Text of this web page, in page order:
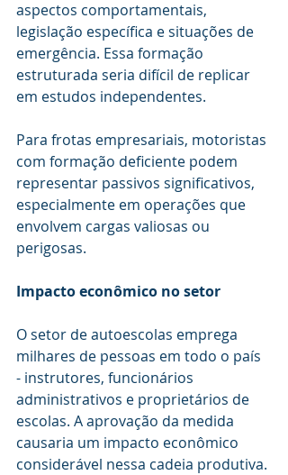
aspectos comportamentais,
legislação específica e situações de
emergência. Essa formação
estruturada seria difícil de replicar
em estudos independentes.
Para frotas empresariais, motoristas
com formação deficiente podem
representar passivos significativos,
especialmente em operações que
envolvem cargas valiosas ou
perigosas.
Impacto econômico no setor
O setor de autoescolas emprega
milhares de pessoas em todo o país
- instrutores, funcionários
administrativos e proprietários de
escolas. A aprovação da medida
causaria um impacto econômico
considerável nessa cadeia produtiva.